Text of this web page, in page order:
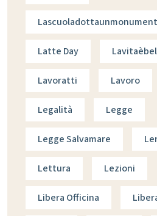
Latte Day
Lavoratti Lavoro
Legalità Legge
Legge Salvamare
Lettura Lezioni
Libera Officina